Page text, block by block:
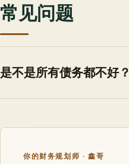
常见问题
是不是所有债务都不好？
你的财务规划师 · 鑫哥